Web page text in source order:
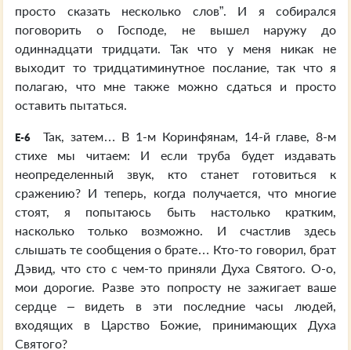
просто сказать несколько слов”. И я собирался
поговорить о Господе, не вышел наружу до
одиннадцати тридцати. Так что у меня никак не
выходит то тридцатиминутное послание, так что я
полагаю, что мне также можно сдаться и просто
оставить пытаться.
E-6
Так, затем… В 1-м Коринфянам, 14-й главе, 8-м
стихе мы читаем: И если труба будет издавать
неопределенный звук, кто станет готовиться к
сражению? И теперь, когда получается, что многие
стоят, я попытаюсь быть настолько кратким,
насколько только возможно. И счастлив здесь
слышать те сообщения о брате… Кто-то говорил, брат
Дэвид, что сто с чем-то приняли Духа Святого. О-о,
мои дорогие. Разве это попросту не зажигает ваше
сердце – видеть в эти последние часы людей,
входящих в Царство Божие, принимающих Духа
Святого?